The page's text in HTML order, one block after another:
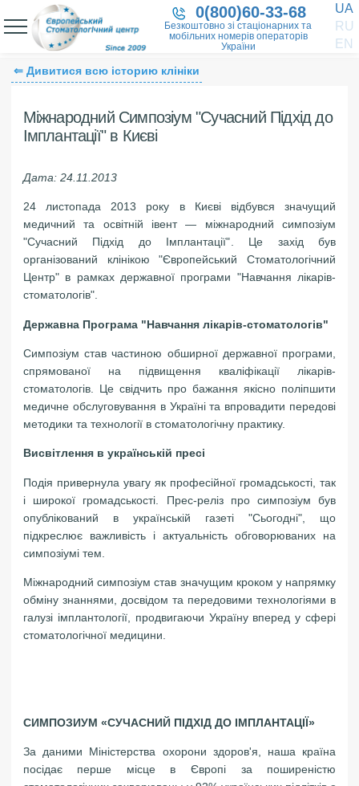
0(800)60-33-68
Безкоштовно зі стаціонарних та
мобільних номерів операторів
України
UA
RU
EN
⇐ Дивитися всю історию клініки
Міжнародний Симпозіум "Сучасний Підхід до
Імплантації" в Києві
Дата: 24.11.2013
24 листопада 2013 року в Києві відбувся значущий
медичний та освітній івент — міжнародний симпозіум
"Сучасний Підхід до Імплантації". Це захід був
організований клінікою "Європейський Стоматологічний
Центр" в рамках державної програми "Навчання лікарів-
стоматологів".
Державна Програма "Навчання лікарів-стоматологів"
Симпозіум став частиною обширної державної програми,
спрямованої на підвищення кваліфікації лікарів-
стоматологів. Це свідчить про бажання якісно поліпшити
медичне обслуговування в Україні та впровадити передові
методики та технології в стоматологічну практику.
Висвітлення в українській пресі
Подія привернула увагу як професійної громадськості, так
і широкої громадськості. Прес-реліз про симпозіум був
опублікований в українській газеті "Сьогодні", що
підкреслює важливість і актуальність обговорюваних на
симпозіумі тем.
Міжнародний симпозіум став значущим кроком у напрямку
обміну знаннями, досвідом та передовими технологіями в
галузі імплантології, продвигаючи Україну вперед у сфері
стоматологічної медицини.
СИМПОЗИУМ «СУЧАСНИЙ ПІДХІД ДО ІМПЛАНТАЦІЇ»
За даними Міністерства охорони здоров'я, наша країна
посідає перше місце в Європі за поширеністю